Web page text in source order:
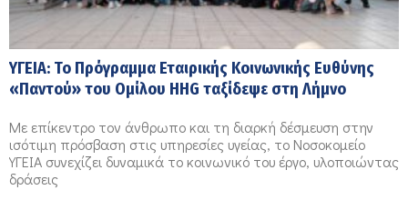
ΥΓΕΙΑ: Το Πρόγραμμα Εταιρικής Κοινωνικής Ευθύνης
«Παντού» του Ομίλου HHG ταξίδεψε στη Λήμνο
Με επίκεντρο τον άνθρωπο και τη διαρκή δέσμευση στην
ισότιμη πρόσβαση στις υπηρεσίες υγείας, το Νοσοκομείο
ΥΓΕΙΑ συνεχίζει δυναμικά το κοινωνικό του έργο, υλοποιώντας
δράσεις